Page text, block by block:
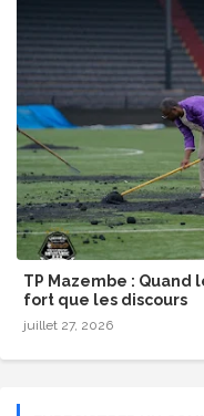
​TP Mazembe :
fort que les discours
juillet 27, 2026